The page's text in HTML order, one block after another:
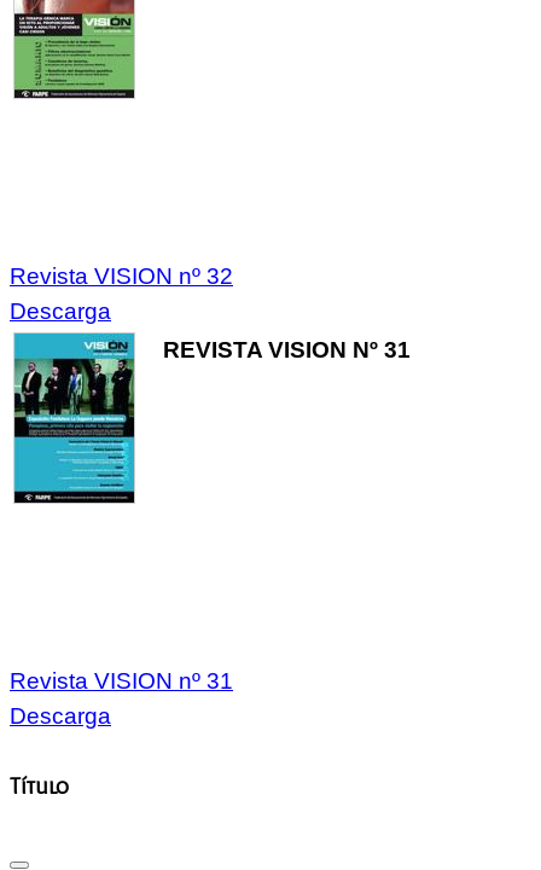
Revista VISION nº 32
Descarga
REVISTA VISION Nº 31
Revista VISION nº 31
Descarga
Título